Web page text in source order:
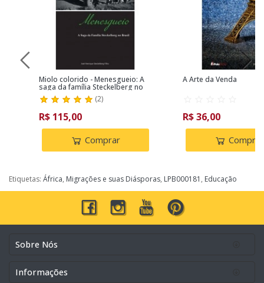
Miolo colorido - Menesgueio: A
saga da família Steckelberg no
Brasil (2)
R$ 115,00
Comprar
A Arte da Venda
R$ 36,00
Comprar
Etiquetas: África, Migrações e suas Diásporas, LPB000181 , Educação
Sobre Nós
Informações